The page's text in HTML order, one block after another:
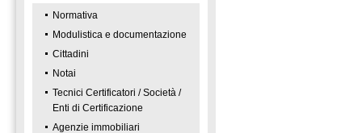
Normativa
Modulistica e documentazione
Cittadini
Notai
Tecnici Certificatori / Società /
Enti di Certificazione
Agenzie immobiliari